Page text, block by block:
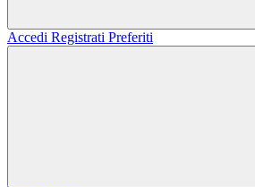
Accedi Registrati Preferiti